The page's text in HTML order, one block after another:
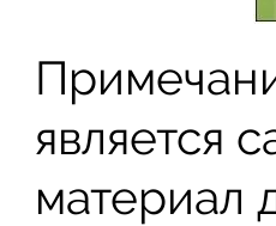
является
материал